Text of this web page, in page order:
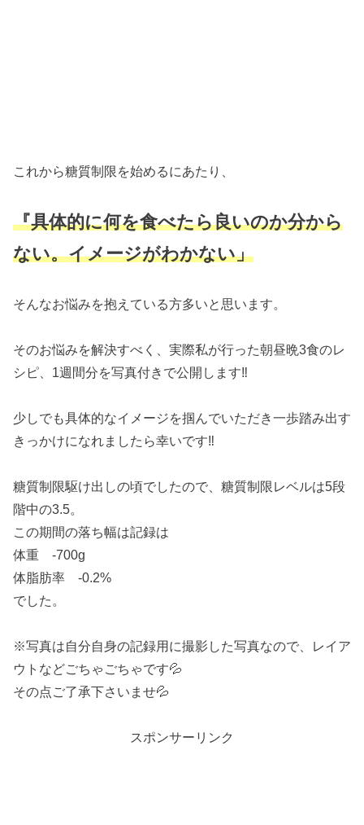
これから糖質制限を始めるにあたり、
『具体的に何を食べたら良いのか分から
ない。イメージがわかない」
そんなお悩みを抱えている方多いと思います。
そのお悩みを解決すべく、実際私が行った朝昼晩3食のレ
シピ、1週間分を写真付きで公開します‼︎
少しでも具体的なイメージを掴んでいただき一歩踏み出す
きっかけになれましたら幸いです‼︎
糖質制限駆け出しの頃でしたので、糖質制限レベルは5段
階中の3.5。
この期間の落ち幅は記録は
体重 -700g
体脂肪率 -0.2%
でした。
※写真は自分自身の記録用に撮影した写真なので、レイア
ウトなどごちゃごちゃです💦
その点ご了承下さいませ💦
スポンサーリンク